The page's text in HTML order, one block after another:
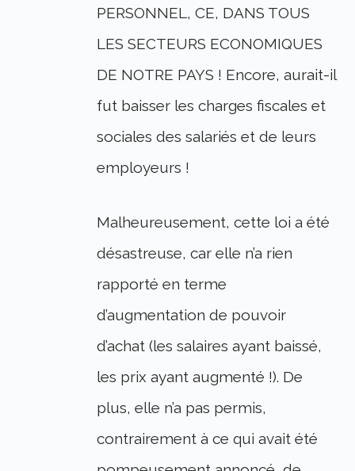
PERSONNEL, CE, DANS TOUS
LES SECTEURS ECONOMIQUES
DE NOTRE PAYS ! Encore, aurait-il
fut baisser les charges fiscales et
sociales des salariés et de leurs
employeurs !
Malheureusement, cette loi a été
désastreuse, car elle n’a rien
rapporté en terme
d’augmentation de pouvoir
d’achat (les salaires ayant baissé,
les prix ayant augmenté !). De
plus, elle n’a pas permis,
contrairement à ce qui avait été